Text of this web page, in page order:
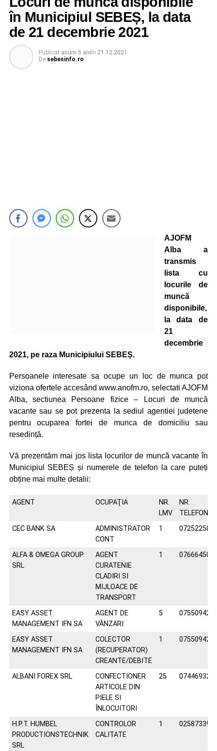
în Municipiul SEBEȘ, la data
de 21 decembrie 2021
Publicat acum 5 aniîn 21.12.2021
De sebesinfo.ro
AJOFM
Alba a
transmis
lista cu
locurile de
muncă
disponibile,
la data de
21
decembrie
2021, pe raza Municipiului SEBEȘ.
Persoanele interesate sa ocupe un loc de munca pot
viziona ofertele accesând www.anofm.ro, selectati AJOFM
Alba, sectiunea Persoane fizice – Locuri de muncă
vacante sau se pot prezenta la sediul agentiei judetene
pentru ocuparea fortei de munca de domiciliu sau
resedință.
Vă prezentăm mai jos lista locurilor de muncă vacante în
Municipiul SEBEȘ și numerele de telefon la care puteți
obține mai multe detalii:
AGENT OCUPAŢIA
NR.
LMV
NR.
TELEFON
CEC BANK SA
ADMINISTRATOR
CONT
1
ALFA & OMEGA GROUP
SRL
AGENT
CURATENIE
CLADIRI SI
MIJLOACE DE
TRANSPORT
1
EASY ASSET
MANAGEMENT IFN SA
AGENT DE
VÂNZARI
5
EASY ASSET
MANAGEMENT IFN SA
COLECTOR
(RECUPERATOR)
CREANTE/DEBITE
1
ALBANI FOREX SRL
CONFECTIONER
ARTICOLE DIN
PIELE SI
ÎNLOCUITORI
25
H.P.T. HUMBEL
PRODUCTIONSTECHNIK
SRL
CONTROLOR
CALITATE
1